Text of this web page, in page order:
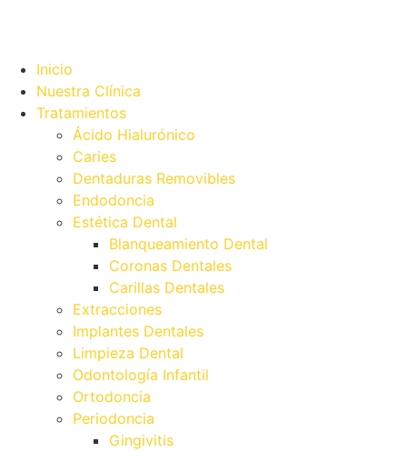
Inicio
Nuestra Clínica
Tratamientos
Ácido Hialurónico
Caries
Dentaduras Removibles
Endodoncia
Estética Dental
Blanqueamiento Dental
Coronas Dentales
Carillas Dentales
Extracciones
Implantes Dentales
Limpieza Dental
Odontología Infantil
Ortodoncia
Periodoncia
Gingivitis